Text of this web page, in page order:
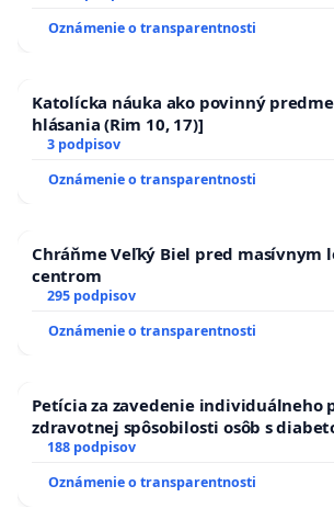
Oznámenie o transparentnosti
Katolícka náuka ako povinný
hlásania (Rim 10, 17)]
3 podpisov
Oznámenie o transparentnosti
Chráňme Veľký Biel pred masívnym
centrom
295 podpisov
Oznámenie o transparentnosti
Petícia za zavedenie individuálneho
zdravotnej spôsobilosti osôb s
pri prijímaní do Policajného zboru SR
188 podpisov
Oznámenie o transparentnosti